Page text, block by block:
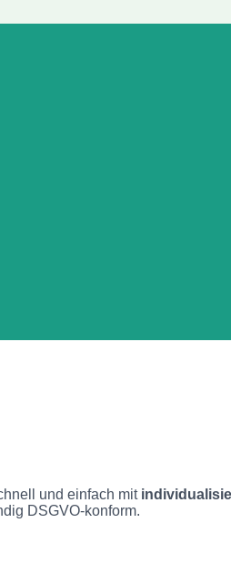
und einfach mit
DSGVO-konform.